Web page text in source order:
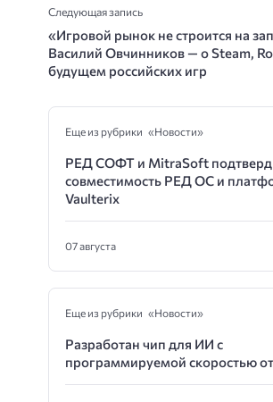
Следующая запись
«Игровой рынок не строится на
Василий Овчинников — о Steam,
будущем российских игр
Еще из рубрики «Новости»
РЕД СОФТ и MitraSoft
совместимость РЕД ОС и
Vaulterix
07 августа
Еще из рубрики «Новости»
Разработан чип для ИИ с
программируемой скоростью